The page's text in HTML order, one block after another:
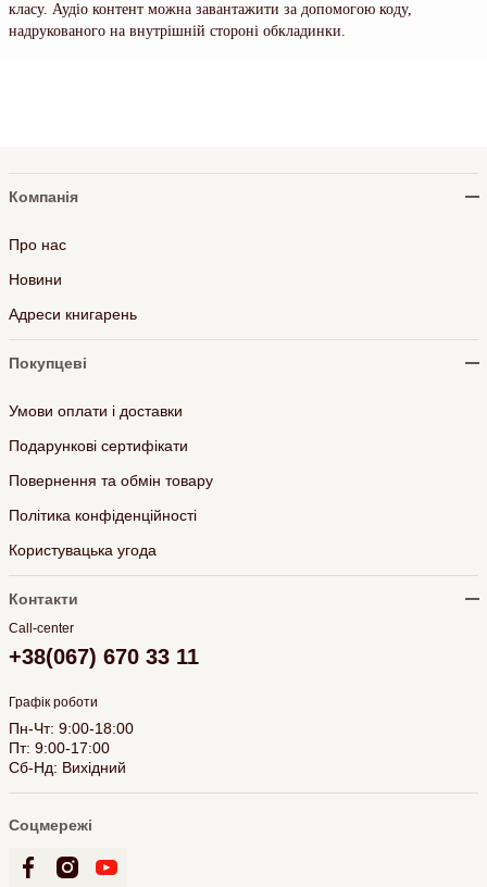
класу. Аудіо контент можна завантажити за допомогою коду,
надрукованого на внутрішній стороні обкладинки.
Компанія
Про нас
Новини
Адреси книгарень
Покупцеві
Умови оплати і доставки
Подарункові сертифікати
Повернення та обмін товару
Політика конфіденційності
Користувацька угода
Контакти
Call-center
+38(067) 670 33 11
Графік роботи
Пн-Чт: 9:00-18:00
Пт: 9:00-17:00
Сб-Нд: Вихідний
Соцмережі